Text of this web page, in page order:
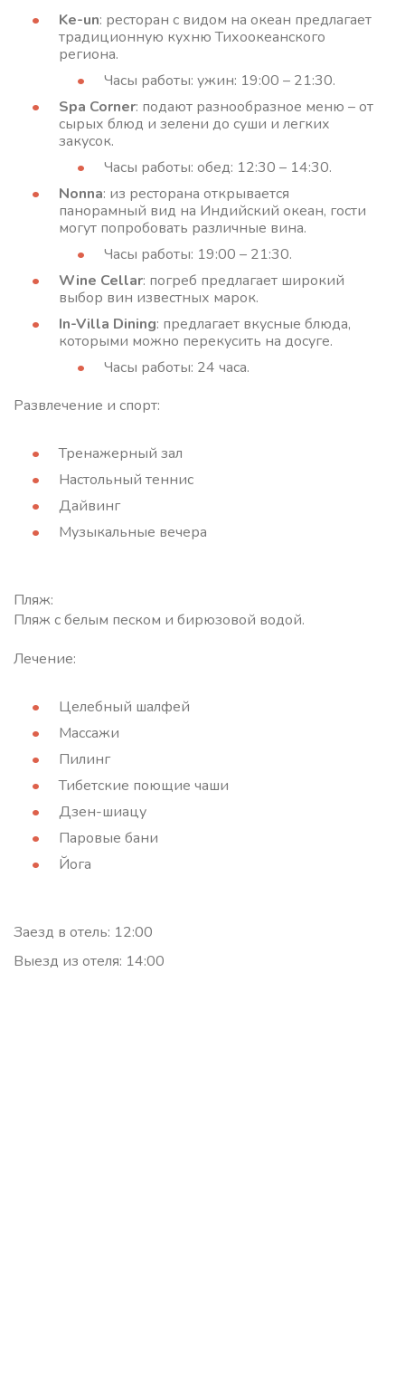
Ke-un: ресторан с видом на океан предлагает
традиционную кухню Тихоокеанского
региона.
Часы работы: ужин: 19:00 – 21:30.
Spa Corner: подают разнообразное меню – от
сырых блюд и зелени до суши и легких
закусок.
Часы работы: обед: 12:30 – 14:30.
Nonna: из ресторана открывается
панорамный вид на Индийский океан, гости
могут попробовать различные вина.
Часы работы: 19:00 – 21:30.
Wine Cellar: погреб предлагает широкий
выбор вин известных марок.
In-Villa Dining: предлагает вкусные блюда,
которыми можно перекусить на досуге.
Часы работы: 24 часа.
Развлечение и спорт:
Тренажерный зал
Настольный теннис
Дайвинг
Музыкальные вечера
Пляж:
Пляж с белым песком и бирюзовой водой.
Лечение:
Целебный шалфей
Массажи
Пилинг
Тибетские поющие чаши
Дзен-шиацу
Паровые бани
Йога
Заезд в отель: 12:00
Выезд из отеля: 14:00